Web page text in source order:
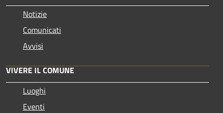
Notizie
Comunicati
Avvisi
VIVERE IL COMUNE
Luoghi
Eventi